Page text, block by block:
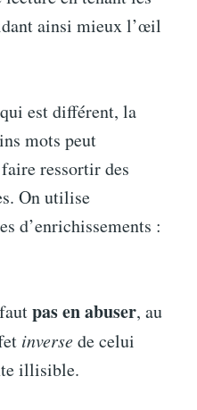
ainsi mieux l’œil
est différent, la
mots peut
ressortir des
On utilise
d’enrichissements :
pas en abuser, au
inversede celui
illisible.